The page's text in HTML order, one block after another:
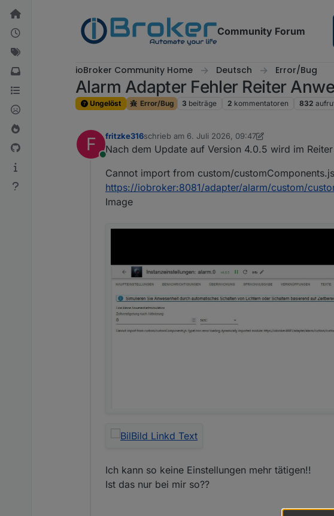
Weiter zum Inhalt
Community Forum
ioBroker Community Home Deutsch Error/Bug
Alarm Adapter Fehler Reiter
Ungelöst Error/Bug 3 beiträge 2 kommentatoren 832
F
Online
fritzke316schrieb am 6. Juli 2026, 09:47
zuletzt editiert von fritzke3167. Juni 2026, 11:48
Nach dem Update auf Version 4.0.5 wird im
Cannot import from custom/
https://iobroker:8081/adapter/alarm/custom/
Image
Ich kann so keine Einstellungen mehr tätigen!!
Ist das nur bei mir so??